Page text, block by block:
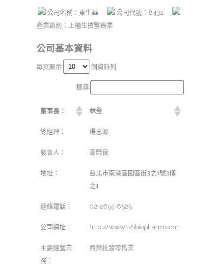
公司名稱：東生華
公司代號：8432
產業類別：上櫃生技醫療業
公司基本資料
每頁顯示 個資料列
搜尋:
董事長： 林全
總經理： 楊思源
發言人： 高榮良
地址：
台北市南港區園區街3之1號3樓
之1
連絡電話： 02-2655-8525
公司網址： http://www.tshbiopharm.com
主要經營業
務：
西藥批發零售業